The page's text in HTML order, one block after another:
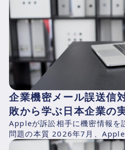
企業機密メール誤送
敗から学ぶ日本企業の
Appleが訴訟相手に機密情報
問題の本質 2026年7月、
アシステムズエンジニアの